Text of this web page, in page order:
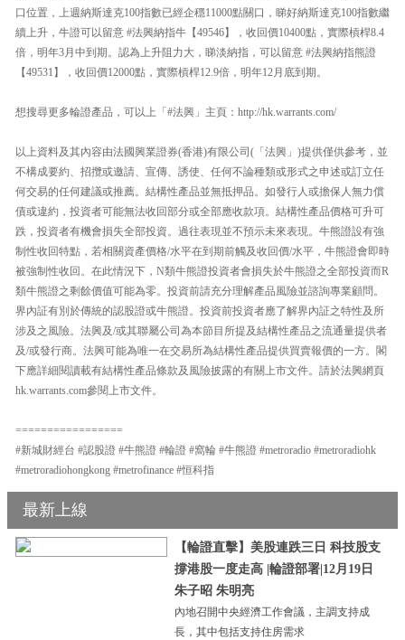
口位置，上週納斯達克100指數已經企穩11000點關口，睇好納斯達克100指數繼
續上升，牛證可以留意 #法興納指牛【49546】，收回價10400點，實際槓桿8.4
倍，明年3月中到期。認為上升阻力大，睇淡納指，可以留意 #法興納指熊證
【49531】，收回價12000點，實際槓桿12.9倍，明年12月底到期。
想搜尋更多輪證產品，可以上「#法興」主頁：http://hk.warrants.com/
以上資料及其內容由法國興業證券(香港)有限公司(「法興」)提供僅供參考，並
不構成要約、招攬或邀請、宣傳、誘使、任何不論種類或形式之申述或訂立任
何交易的任何建議或推薦。結構性產品並無抵押品。如發行人或擔保人無力償
債或違約，投資者可能無法收回部分或全部應收款項。結構性產品價格可升可
跌，投資者有機會損失全部投資。過往表現並不預示未來表現。牛熊證設有強
制性收回特點，若相關資產價格/水平在到期前觸及收回價/水平，牛熊證會即時
被強制性收回。在此情況下，N類牛熊證投資者會損失於牛熊證之全部投資而R
類牛熊證之剩餘價值可能為零。投資前請充分理解產品風險並諮詢專業顧問。
界內証有別於傳統的認股證或牛熊證。投資前投資者應了解界內証之特性及所
涉及之風險。法興及/或其聯屬公司為本節目所提及結構性產品之流通量提供者
及/或發行商。法興可能為唯一在交易所為結構性產品提供買賣報價的一方。閣
下應詳細閱讀載有結構性產品條款及風險披露的有關上市文件。請於法興網頁
hk.warrants.com參閱上市文件。
=================
#新城財經台 #認股證 #牛熊證 #輪證 #窩輪 #牛熊證 #metroradio #metroradiohk
#metroradiohongkong #metrofinance #恒科指
最新上線
【輪證直擊】美股連跌三日 科技股支
撐港股一度走高 |輪證部署|12月19日
朱子昭 朱明亮
內地召開中央經濟工作會議，主調支持成
長，其中包括支持住房需求